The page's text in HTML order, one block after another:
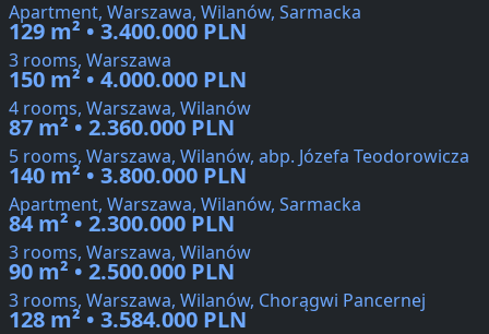
Apartment, Warszawa, Wilanów, Sarmacka
129 m² • 3.400.000 PLN
3 rooms, Warszawa
150 m² • 4.000.000 PLN
4 rooms, Warszawa, Wilanów
87 m² • 2.360.000 PLN
5 rooms, Warszawa, Wilanów, abp. Józefa Teodorowicza
140 m² • 3.800.000 PLN
Apartment, Warszawa, Wilanów, Sarmacka
84 m² • 2.300.000 PLN
3 rooms, Warszawa, Wilanów
90 m² • 2.500.000 PLN
3 rooms, Warszawa, Wilanów, Chorągwi Pancernej
128 m² • 3.584.000 PLN